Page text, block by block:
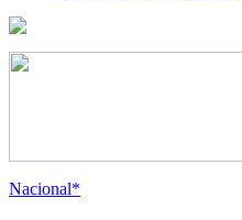
Nacional*